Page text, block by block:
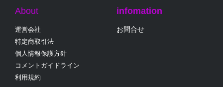
About
運営会社
特定商取引法
個人情報保護方針
コメントガイドライン
利用規約
infomation
お問合せ